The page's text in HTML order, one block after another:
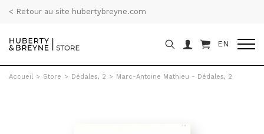
< Retour au site hubertybreyne.com
EN
Accueil > Store > Dédales, 2 > Marc-Antoine Mathieu - Dédales, 2